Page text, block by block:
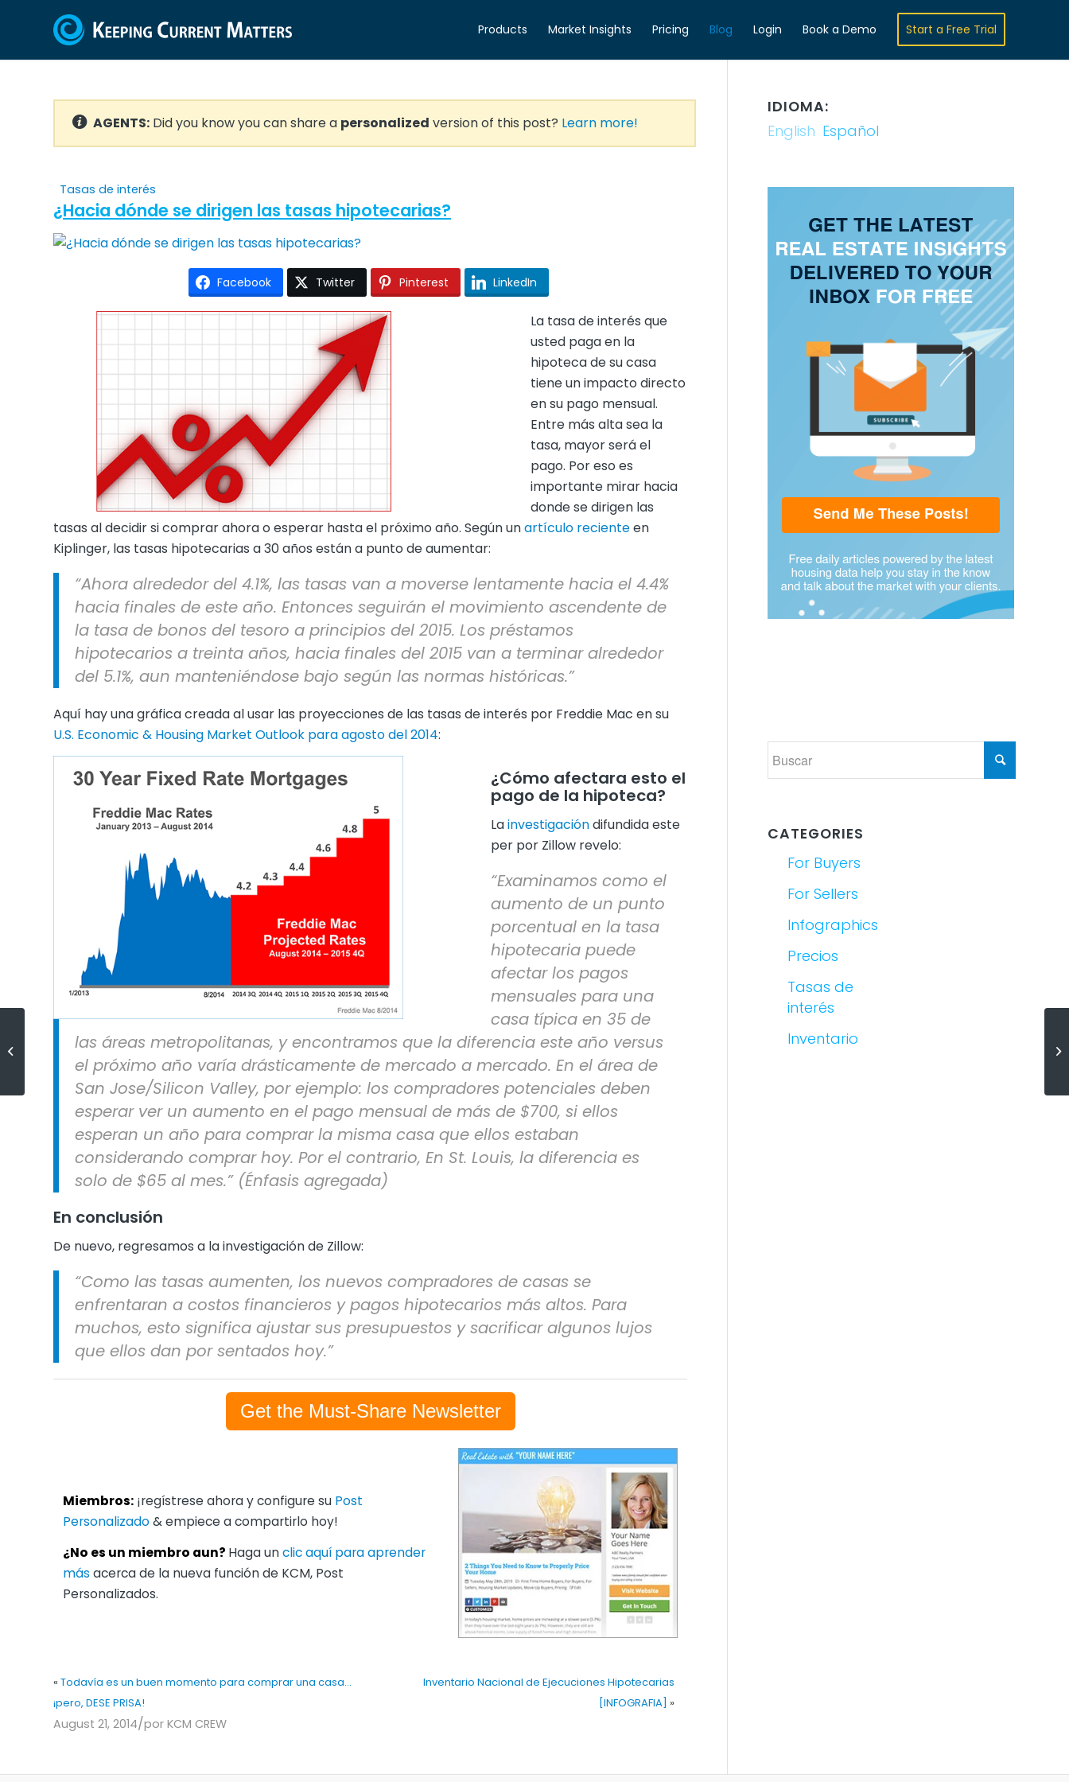
Products Market Insights Pricing Blog Login Book a Demo Start a Free Trial
AGENTS: Did you know you can share a personalized version of this post? Learn more!
Tasas de interés
¿Hacia dónde se dirigen las tasas hipotecarias?
Facebook Twitter Pinterest LinkedIn
La tasa de interés que
usted paga en la
hipoteca de su casa
tiene un impacto directo
en su pago mensual.
Entre más alta sea la
tasa, mayor será el
pago. Por eso es
importante mirar hacia
donde se dirigen las
tasas al decidir si comprar ahora o esperar hasta el próximo año. Según unartículo recienteen
Kiplinger, las tasas hipotecarias a 30 años están a punto de aumentar:
“Ahora alrededor del 4.1%, las tasas van a moverse lentamente hacia el 4.4%
hacia finales de este año. Entonces seguirán el movimiento ascendente de
la tasa de bonos del tesoro a principios del 2015. Los préstamos
hipotecarios a treinta años, hacia finales del 2015 van a terminar alrededor
del 5.1%, aun manteniéndose bajo según las normas históricas.”
Aquí hay una gráfica creada al usar las proyecciones de las tasas de interés por Freddie Mac en su
U.S. Economic & Housing Market Outlook para agosto del 2014:
¿Cómo afectara esto el
pago de la hipoteca?
Lainvestigacióndifundida este
per por Zillow revelo:
“Examinamos como el
aumento de un punto
porcentual en la tasa
hipotecaria puede
afectar los pagos
mensuales para una
casa típica en 35 de
las áreas metropolitanas, y encontramos que la diferencia este año versus
el próximo año varía drásticamente de mercado a mercado. En el área de
San Jose/Silicon Valley, por ejemplo: los compradores potenciales deben
esperar ver un aumento en el pago mensual de más de $700, si ellos
esperan un año para comprar la misma casa que ellos estaban
considerando comprar hoy. Por el contrario, En St. Louis, la diferencia es
solo de $65 al mes.” (Énfasis agregada)
En conclusión
De nuevo, regresamos a la investigación de Zillow:
“Como las tasas aumenten, los nuevos compradores de casas se
enfrentaran a costos financieros y pagos hipotecarios más altos. Para
muchos, esto significa ajustar sus presupuestos y sacrificar algunos lujos
que ellos dan por sentados hoy.”
Get the Must-Share Newsletter
Miembros: ¡regístrese ahora y configure su Post
Personalizado& empiece a compartirlo hoy!
¿No es un miembro aun? Haga unclic aquí para aprender
más acerca de la nueva función de KCM, Post
Personalizados.
« Todavía es un buen momento para comprar una casa…
¡pero, DESE PRISA!
Inventario Nacional de Ejecuciones Hipotecarias
[INFOGRAFIA] »
August 21, 2014/por KCM CREW
IDIOMA:
English Español
CATEGORIES
For Buyers
For Sellers
Infographics
Precios
Tasas de
interés
Inventario
Todavía es un buen momento
para comprar una casa… ¡pero,
DESE PRISA!